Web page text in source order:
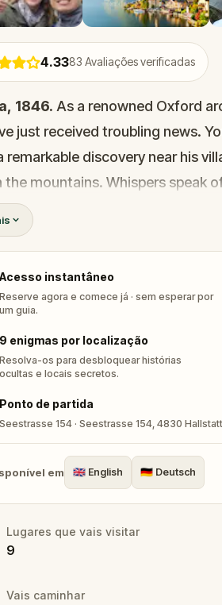
4.3383 Avaliações verificadas
1846. As a renowned Oxford
just received troubling news.
remarkable discovery near his
the mountains. Whispers speak
Assyria
rewrite history? There is only
the past and explore the
walking quest. Solve real-world
secrets buried for
legends?
Acesso instantâneo
Reserve agora e comece já · sem esperar por
um guia.
9 enigmas por localização
Resolva-os para desbloquear histórias
ocultas e locais secretos.
Ponto de partida
Seestrasse 154 · Seestrasse 154, 4830
em 🇬🇧 English 🇩🇪 Deutsch
Lugares que vais visitar
9
Vais caminhar